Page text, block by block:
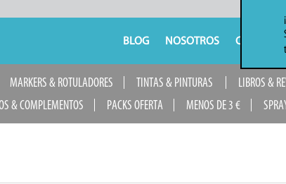
BLOG NOSOTROS CONTACTO
MARKERS & ROTULADORES TINTAS & PINTURAS LIBROS &
& COMPLEMENTOS PACKS OFERTA MENOS DE 3 €